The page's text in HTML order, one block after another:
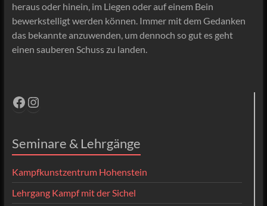
heraus oder hinein, im Liegen oder auf einem Bein
bewerkstelligt werden können. Immer mit dem Gedanken
das bekannte anzuwenden, um dennoch so gut es geht
einen sauberen Schuss zu landen.
Facebook
Instagram
Seminare & Lehrgänge
Kampfkunstzentrum Hohenstein
Lehrgang Kampf mit der Sichel